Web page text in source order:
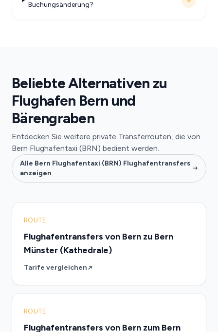
Buchungsänderung?
Beliebte Alternativen zu
Flughafen Bern und
Bärengraben
Entdecken Sie weitere private Transferrouten, die von
Bern Flughafentaxi (BRN) bedient werden.
Alle Bern Flughafentaxi (BRN) Flughafentransfers
anzeigen
ROUTE
Flughafentransfers von Bern zu Bern
Münster (Kathedrale)
Tarife vergleichen
ROUTE
Flughafentransfers von Bern zum Bern